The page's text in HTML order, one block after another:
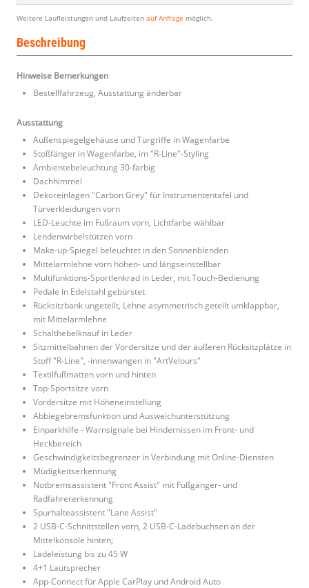
Weitere Laufleistungen und Laufzeiten auf Anfrage möglich.
Beschreibung
Hinweise Bemerkungen
Bestellfahrzeug, Ausstattung änderbar
Ausstattung
Außenspiegelgehäuse und Türgriffe in Wagenfarbe
Stoßfänger in Wagenfarbe, im "R-Line"-Styling
Ambientebeleuchtung 30-farbig
Dachhimmel
Dekoreinlagen "Carbon Grey" für Instrumententafel und
Türverkleidungen vorn
LED-Leuchte im Fußraum vorn, Lichtfarbe wählbar
Lendenwirbelstützen vorn
Make-up-Spiegel beleuchtet in den Sonnenblenden
Mittelarmlehne vorn höhen- und längseinstellbar
Multifunktions-Sportlenkrad in Leder, mit Touch-Bedienung
Pedale in Edelstahl gebürstet
Rücksitzbank ungeteilt, Lehne asymmetrisch geteilt umklappbar,
mit Mittelarmlehne
Schalthebelknauf in Leder
Sitzmittelbahnen der Vordersitze und der äußeren Rücksitzplätze in
Stoff "R-Line", -innenwangen in "ArtVelours"
Textilfußmatten vorn und hinten
Top-Sportsitze vorn
Vordersitze mit Höheneinstellung
Abbiegebremsfunktion und Ausweichunterstützung
Einparkhilfe - Warnsignale bei Hindernissen im Front- und
Heckbereich
Geschwindigkeitsbegrenzer in Verbindung mit Online-Diensten
Müdigkeitserkennung
Notbremsassistent "Front Assist" mit Fußgänger- und
Radfahrererkennung
Spurhalteassistent "Lane Assist"
2 USB-C-Schnittstellen vorn, 2 USB-C-Ladebuchsen an der
Mittelkonsole hinten;
Ladeleistung bis zu 45 W
4+1 Lautsprecher
App-Connect für Apple CarPlay und Android Auto